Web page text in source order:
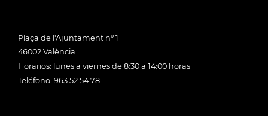
Plaça de l'Ajuntament nº 1
46002 València
Horarios: lunes a viernes de 8:30 a 14:00 horas
Teléfono: 963 52 54 78